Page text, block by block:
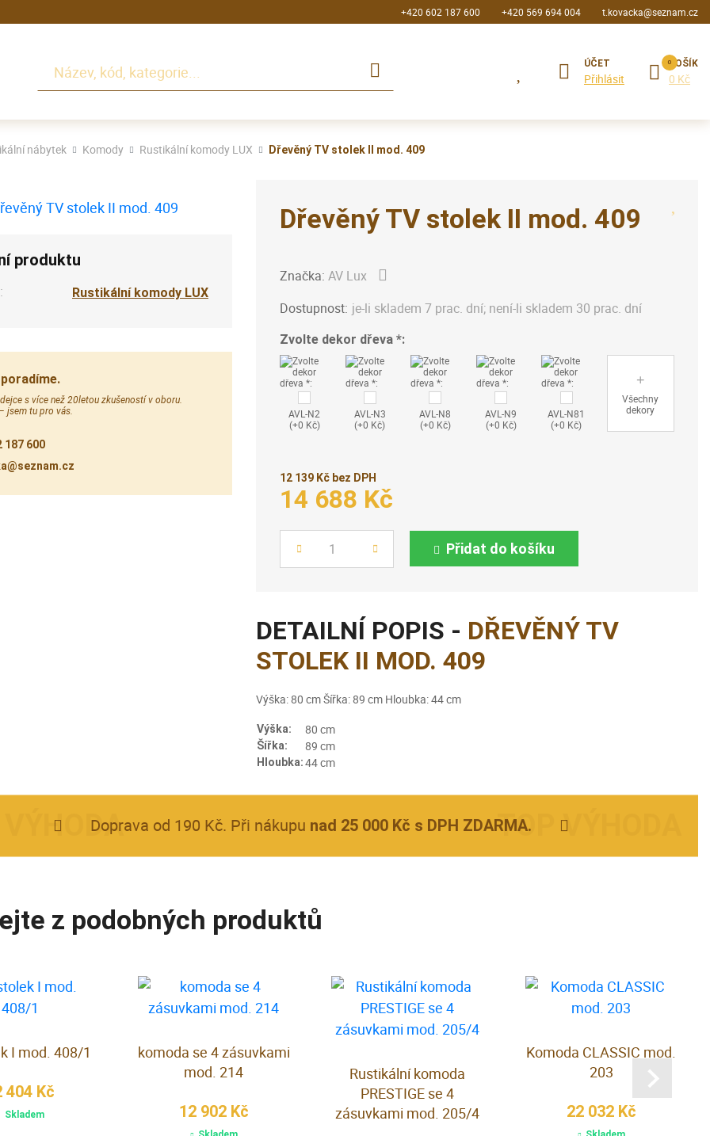
+420 602 187 600 +420 569 694 004 t.kovacka@seznam.cz
Hledat ÚČET
Přihlásit
KOŠÍK
0 Kč
nábytek Komody Rustikální komody LUX Dřevěný TV stolek II mod. 409
produktu
Rustikální komody LUX
s více než 20letou zkušeností v oboru.
jsem tu pro vás.
187 600
Dřevěný TV stolek II mod. 409
Značka: AV Lux
Dostupnost: je-li skladem 7 prac. dní; není-li skladem 30 prac. dní
Zvolte dekor dřeva *:
AVL-N2
(+0 Kč)
AVL-N3
(+0 Kč)
AVL-N8
(+0 Kč)
AVL-N9
(+0 Kč)
AVL-N81
(+0 Kč)
Všechny
dekory
12 139 Kč bez DPH
14 688 Kč
Počet Přidat do košíku
DETAILNÍ POPIS - DŘEVĚNÝ TV
STOLEK II MOD. 409
Výška: 80 cm Šířka: 89 cm Hloubka: 44 cm
Výška: 80 cm
Šířka: 89 cm
Hloubka:44 cm
Doprava od 190 Kč. Při nákupu nad 25 000 Kč s DPH ZDARMA.
z podobných produktů
I mod. 408/1
404 Kč
Skladem
komoda se 4 zásuvkami
mod. 214
12 902 Kč
Rustikální komoda
PRESTIGE se 4
zásuvkami mod. 205/4
Komoda CLASSIC mod.
203
22 032 Kč